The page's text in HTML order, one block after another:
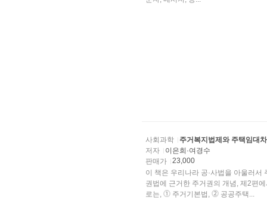
사회과학
주거복지법제와 주택임대
저자
이은희·여경수
판매가
23,000
이 책은 우리나라 공·사법을 아울러
권법에 근거한 주거권의 개념, 제2편
로는, ⓵ 주거기본법, ⓶ 공공주택...